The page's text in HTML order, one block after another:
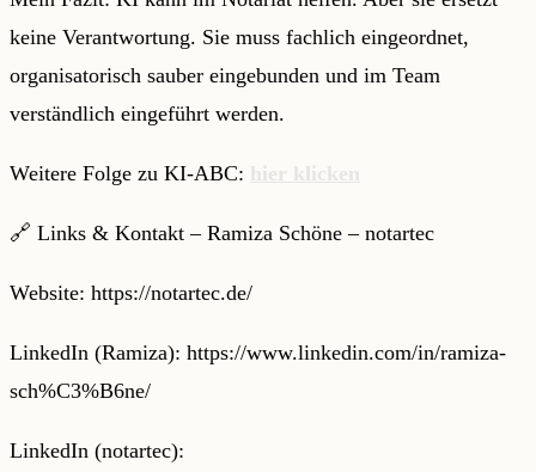
keine Verantwortung. Sie muss fachlich eingeordnet,
organisatorisch sauber eingebunden und im Team
verständlich eingeführt werden.
Weitere Folge zu KI-ABC: hier klicken
🔗 Links & Kontakt – Ramiza Schöne – notartec
Website: ⁠⁠https://notartec.de/⁠⁠ ⁠
⁠⁠⁠⁠⁠LinkedIn (Ramiza): ⁠⁠⁠⁠⁠https://www.linkedin.com/in/ramiza-
sch%C3%B6ne/ ⁠⁠
LinkedIn (notartec):